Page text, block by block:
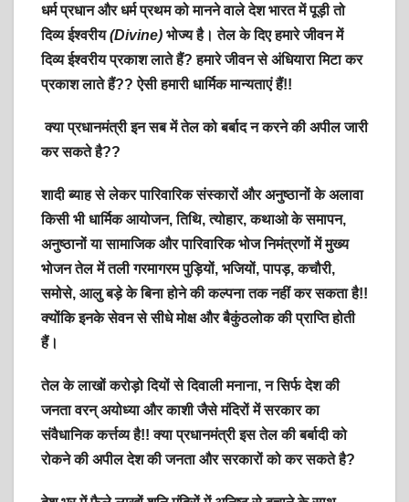
धर्म प्रधान और धर्म प्रथम को मानने वाले देश भारत में पूड़ी तो
दिव्य ईश्वरीय(Divine) भोज्य है। तेल के दिए हमारे जीवन में
दिव्य ईश्वरीय प्रकाश लाते हैं? हमारे जीवन से अंधियारा मिटा कर
प्रकाश लाते हैं?? ऐसी हमारी धार्मिक मान्यताएं हैं!!
क्या प्रधानमंत्री इन सब में तेल को बर्बाद न करने की अपील जारी
कर सकते है??
शादी ब्याह से लेकर पारिवारिक संस्कारों और अनुष्ठानों के अलावा
किसी भी धार्मिक आयोजन, तिथि, त्योहार, कथाओ के समापन,
अनुष्ठानों या सामाजिक और पारिवारिक भोज निमंत्रणों में मुख्य
भोजन तेल में तली गरमागरम पुड़ियों, भजियों, पापड़, कचौरी,
समोसे, आलु बड़े के बिना होने की कल्पना तक नहीं कर सकता है!!
क्योंकि इनके सेवन से सीधे मोक्ष और बैकुंठलोक की प्राप्ति होती
हैं।
तेल के लाखों करोड़ो दियों से दिवाली मनाना, न सिर्फ देश की
जनता वरन् अयोध्या और काशी जैसे मंदिरों में सरकार का
संवैधानिक कर्त्तव्य है!! क्या प्रधानमंत्री इस तेल की बर्बादी को
रोकने की अपील देश की जनता और सरकारों को कर सकते है?